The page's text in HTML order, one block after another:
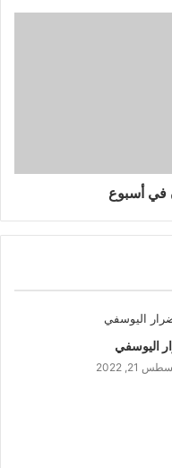
في أسبوع
اليوسفي
21, 2022